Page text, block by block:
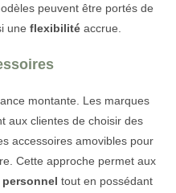
peuvent être portés de
uneflexibilité accrue.
montante. Les marques
aux clientes de choisir des
accessoires amovibles pour
Cette approche permet aux
tout en possédant